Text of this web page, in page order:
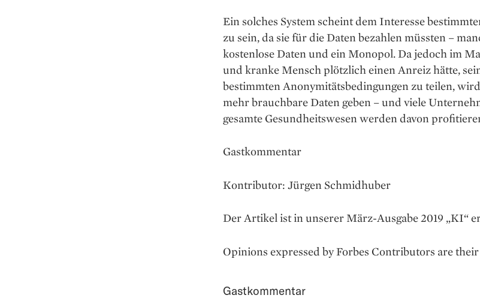
Ein solches System scheint dem Interesse
zu sein, da sie für die Daten bezahlen müssten –
kostenlose Daten und ein Monopol. Da jedoch im
und kranke Mensch plötzlich einen Anreiz hätte,
bestimmten Anonymitätsbedingungen zu teilen,
mehr brauchbare Daten geben – und viele
gesamte Gesundheitswesen werden davon
Gastkommentar
Kontributor: Jürgen Schmidhuber
Der Artikel ist in unserer März-Ausgabe 2019 „KI“
Opinions expressed by Forbes Contributors are
Gastkommentar